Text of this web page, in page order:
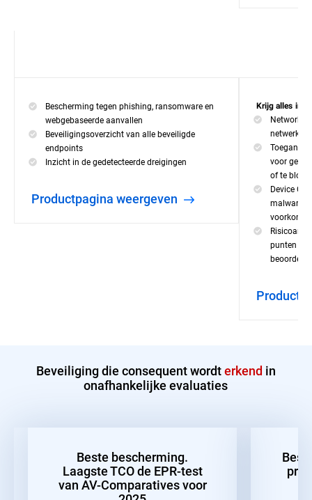
Bescherming tegen phishing, ransomware en
webgebaseerde aanvallen
Beveiligingsoverzicht van alle beveiligde
endpoints
Inzicht in de gedetecteerde dreigingen
productpagina weergeven
Krijg alles in
Network
voor
of te
Device
malware-
voorkomen
punten
Beveiliging die consequent wordterkend in
onafhankelijke evaluaties
Beste bescherming.
Laagste TCO de EPR-test
van AV-Comparatives voor